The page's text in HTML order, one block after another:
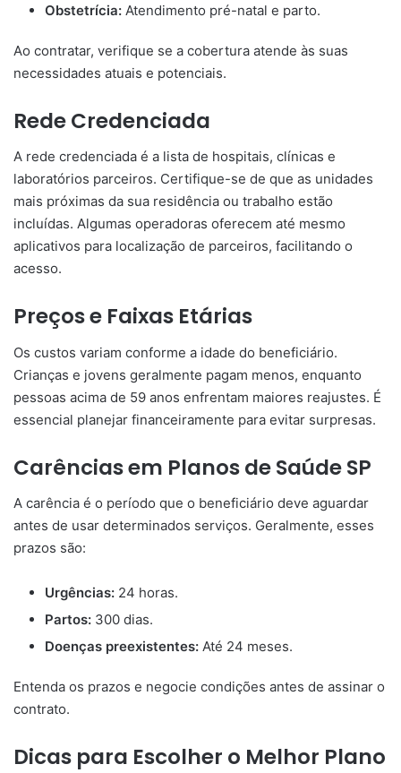
Obstetrícia: Atendimento pré-natal e parto.
Ao contratar, verifique se a cobertura atende às suas
necessidades atuais e potenciais.
Rede Credenciada
A rede credenciada é a lista de hospitais, clínicas e
laboratórios parceiros. Certifique-se de que as unidades
mais próximas da sua residência ou trabalho estão
incluídas. Algumas operadoras oferecem até mesmo
aplicativos para localização de parceiros, facilitando o
acesso.
Preços e Faixas Etárias
Os custos variam conforme a idade do beneficiário.
Crianças e jovens geralmente pagam menos, enquanto
pessoas acima de 59 anos enfrentam maiores reajustes. É
essencial planejar financeiramente para evitar surpresas.
Carências em Planos de Saúde SP
A carência é o período que o beneficiário deve aguardar
antes de usar determinados serviços. Geralmente, esses
prazos são:
Urgências: 24 horas.
Partos: 300 dias.
Doenças preexistentes: Até 24 meses.
Entenda os prazos e negocie condições antes de assinar o
contrato.
Dicas para Escolher o Melhor Plano